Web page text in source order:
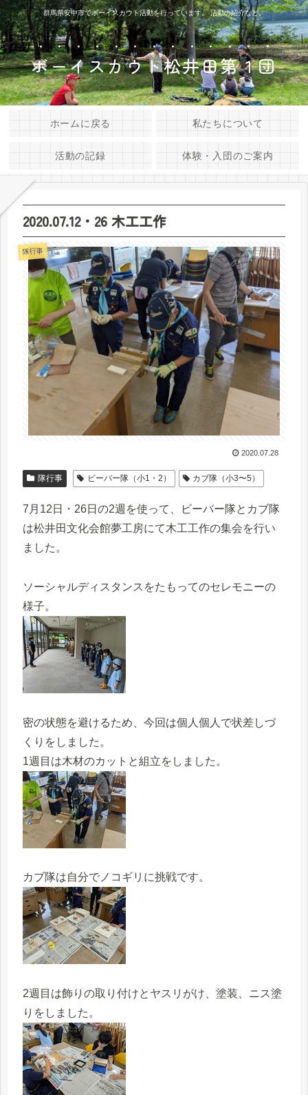
群馬県安中市でボーイスカウト活動を行っています。 活動の紹介など。
ボーイスカウト松井田第１団
ホームに戻る 私たちについて
活動の記録 体験・入団のご案内
2020.07.12・26 木工工作
隊行事
2020.07.28
隊行事 ビーバー隊（小1・2） カブ隊（小3〜5）
7月12日・26日の2週を使って、ビーバー隊とカブ隊
は松井田文化会館夢工房にて木工工作の集会を行い
ました。
ソーシャルディスタンスをたもってのセレモニーの
様子。
密の状態を避けるため、今回は個人個人で状差しづ
くりをしました。
1週目は木材のカットと組立をしました。
カブ隊は自分でノコギリに挑戦です。
2週目は飾りの取り付けとヤスリがけ、塗装、ニス塗
りをしました。